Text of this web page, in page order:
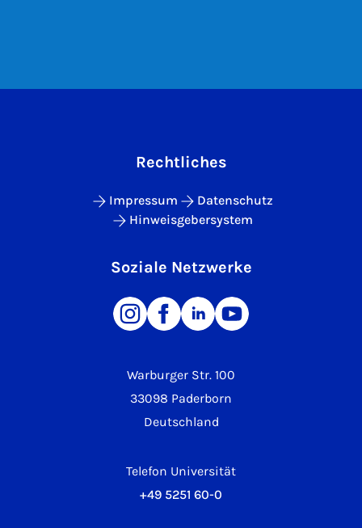
Warburger Str. 100
33098 Paderborn
Deutschland
Telefon Universität
+49 5251 60-0
Rechtliches
Impressum
Datenschutz
Hinweisgebersystem
Soziale Netzwerke